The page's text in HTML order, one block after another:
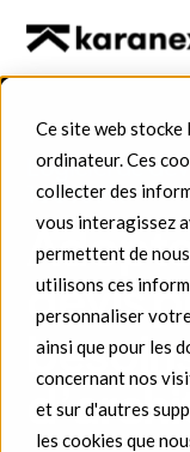
Ce site web
ordinateur. Ces
collecter des
vous interagissez
permettent de
utilisons ces
personnaliser
ainsi que pour les
concernant nos
et sur d'autres
les cookies que
Logiciel de
100% FR
devis